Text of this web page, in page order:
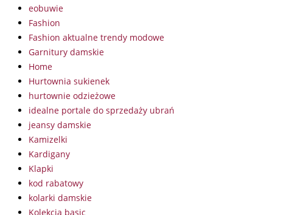
eobuwie
Fashion
Fashion aktualne trendy modowe
Garnitury damskie
Home
Hurtownia sukienek
hurtownie odzieżowe
idealne portale do sprzedaży ubrań
jeansy damskie
Kamizelki
Kardigany
Klapki
kod rabatowy
kolarki damskie
Kolekcja basic